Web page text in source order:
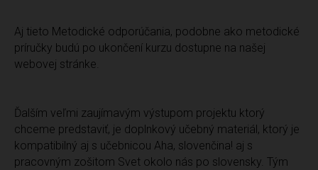
Aj tieto Metodické odporúčania, podobne ako metodické
príručky budú po ukončení kurzu dostupne na našej
webovej stránke.
Ďalším veľmi zaujímavým výstupom projektu ktorý
chceme predstaviť, je doplnkový učebný materiál, ktorý je
kompatibilný aj s učebnicou Aha, slovenčina! aj s
pracovným zošitom Svet okolo nás po slovensky. Tým